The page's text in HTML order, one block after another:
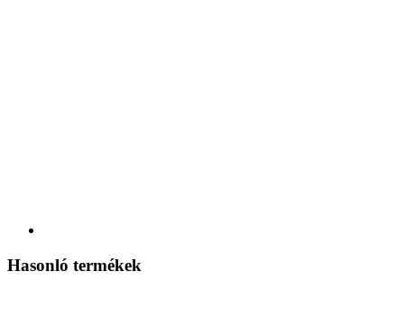
Hasonló termékek